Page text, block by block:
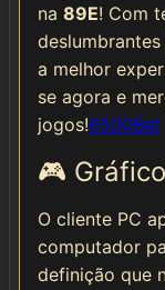
na 89E! Com
a melhor
se agora e
jogos!6500Bet
🎮
O cliente PC
computador
definição que